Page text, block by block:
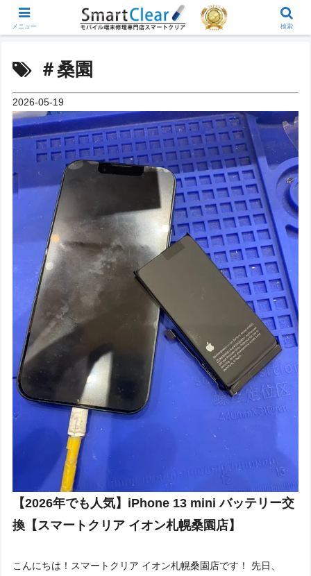
＃桑園
2026-05-19
【2026年でも人気】iPhone 13 mini バッテリー交
換【スマートクリア イオン札幌桑園店】
こんにちは！スマートクリア イオン札幌桑園店です！ 先日、
メニュー 検索